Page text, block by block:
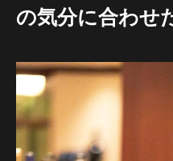
の気分に合わせ